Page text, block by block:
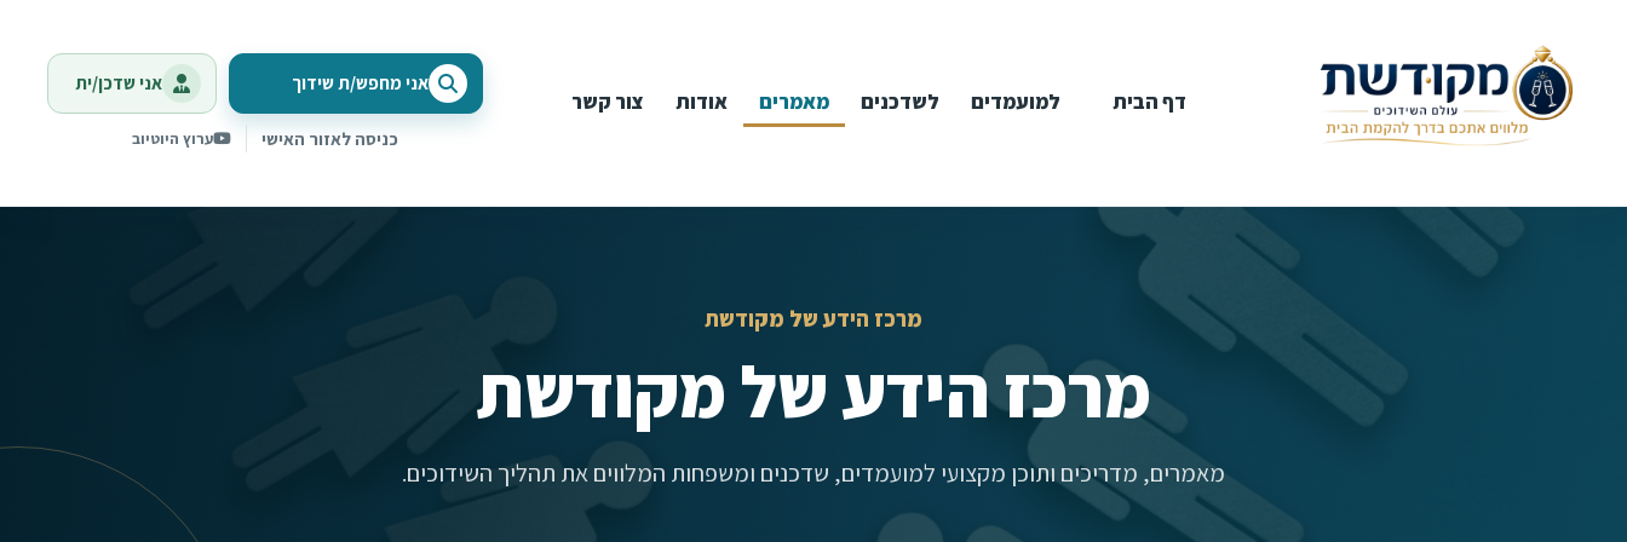
דף הבית למועמדים לשדכנים מאמרים אודות צור קשר
אני מחפש/ת שידוך אני שדכן/ית
כניסה לאזור האישי ערוץ היוטיוב
מרכז הידע של מקודשת
מרכז הידע של מקודשת
מאמרים, מדריכים ותוכן מקצועי למועמדים, שדכנים ומשפחות המלווים את תהליך השידוכים.